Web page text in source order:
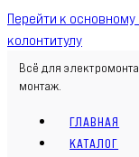
Перейти к
колонтитулу
Всё для
монтаж.
ГЛАВНАЯ
КАТАЛОГ